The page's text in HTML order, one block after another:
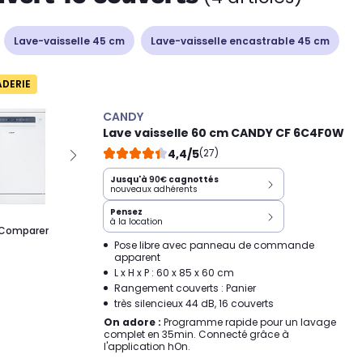
Lave-vaisselle 45 cm Lave-vaisselle encastrable 45 cm
CANDY
Lave vaisselle 60 cm CANDY CF 6C4F0W
4,4/5(27)
Jusqu'à 90€ cagnottés
nouveaux adhérents
Pensez
à la location
Pose libre avec panneau de commande
apparent
L x H x P : 60 x 85 x 60 cm
Rangement couverts : Panier
très silencieux 44 dB, 16 couverts
On adore : Programme rapide pour un lavage
complet en 35min. Connecté grâce à
l'application hOn.